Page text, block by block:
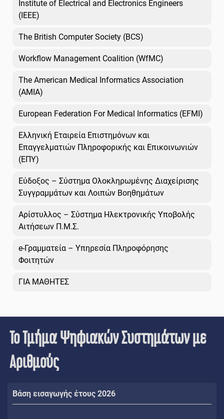
Institute of Electrical and Electronics Engineers
(IEEE)
The British Computer Society (BCS)
Workflow Management Coalition (WfMC)
The American Medical Informatics Association
(AMIA)
European Federation For Medical Informatics (EFMI)
Ελληνική Εταιρεία Επιστημόνων και
Επαγγελματιών Πληροφορικής και Επικοινωνιών
(ΕΠΥ)
Εύδοξος – Σύστημα Ολοκληρωμένης Διαχείρισης
Συγγραμμάτων και Λοιπών Βοηθημάτων
Αρίστυλλος – Σύστημα Ηλεκτρονικής Υποβολής
Αιτήσεων Π.Μ.Σ.
e-Γραμματεία – Υπηρεσία Πληροφόρησης
Φοιτητών
ΓΙΑ ΜΑΘΗΤΕΣ
Το Τμήμα Ψηφιακών Συστημάτων με
Αριθμούς
Βάση εισαγωγής έτους 2026